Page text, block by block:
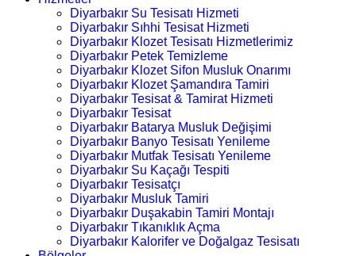
Diyarbakır Su Tesisatı Hizmeti
Diyarbakır Sıhhi Tesisat Hizmeti
Diyarbakır Klozet Tesisatı Hizmetlerimiz
Diyarbakır Petek Temizleme
Diyarbakır Klozet Sifon Musluk Onarımı
Diyarbakır Klozet Şamandıra Tamiri
Diyarbakır Tesisat & Tamirat Hizmeti
Diyarbakır Tesisat
Diyarbakır Batarya Musluk Değişimi
Diyarbakır Banyo Tesisatı Yenileme
Diyarbakır Mutfak Tesisatı Yenileme
Diyarbakır Su Kaçağı Tespiti
Diyarbakır Tesisatçı
Diyarbakır Musluk Tamiri
Diyarbakır Duşakabin Tamiri Montajı
Diyarbakır Tıkanıklık Açma
Diyarbakır Kalorifer ve Doğalgaz Tesisatı